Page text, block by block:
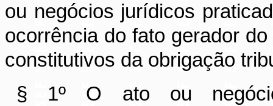
ou negócios jurídicos
ocorrência do fato gerador
constitutivos da obrigação
§ 1º O ato ou